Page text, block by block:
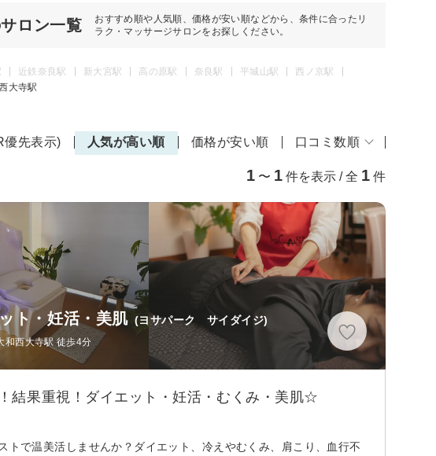
ロン一覧
おすすめ順や人気順、価格が安い順などから、条件に合ったリ
ラク・マッサージサロンをお探しください。
近鉄奈良駅 新大宮駅 高の原駅 奈良駅 平城山駅
西ノ京駅
大寺駅
優先表示) 人気が高い順 価格が安い順 口コミ数順
1 〜 1 件を表示 / 全 1 件
ト・妊活・美肌 (ヨサパーク サイダイジ)
和西大寺駅 徒歩4分
結果重視！ダイエット・妊活・むくみ・美肌☆
で温美活しませんか？ダイエット、冷えやむくみ、肩こり、血行不